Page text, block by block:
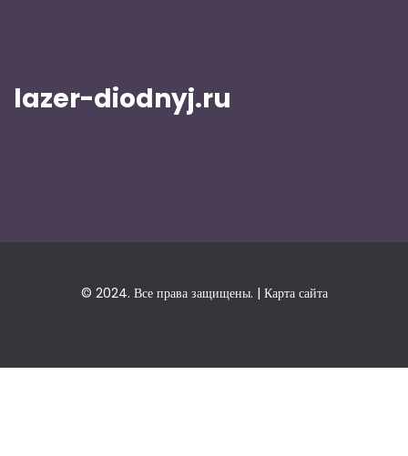
lazer-diodnyj.ru
© 2024. Все права защищены. | Карта сайта